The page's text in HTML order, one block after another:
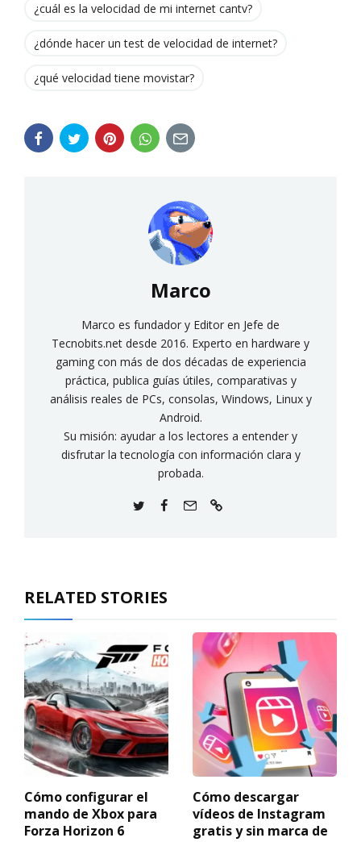
¿cuál es la velocidad de mi internet cantv?
¿dónde hacer un test de velocidad de internet?
¿qué velocidad tiene movistar?
Marco
Marco es fundador y Editor en Jefe de
Tecnobits.net desde 2016. Experto en hardware y
gaming con más de dos décadas de experiencia
práctica, publica guías útiles, comparativas y
análisis reales de PCs, consolas, Windows, Linux y
Android.
Su misión: ayudar a los lectores a entender y
disfrutar la tecnología con información clara y
probada.
RELATED STORIES
Cómo configurar el
mando de Xbox para
Forza Horizon 6
Cómo descargar
vídeos de Instagram
gratis y sin marca de